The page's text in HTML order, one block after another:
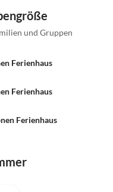
und Gruppen
Ferienhaus
Ferienhaus
Ferienhaus